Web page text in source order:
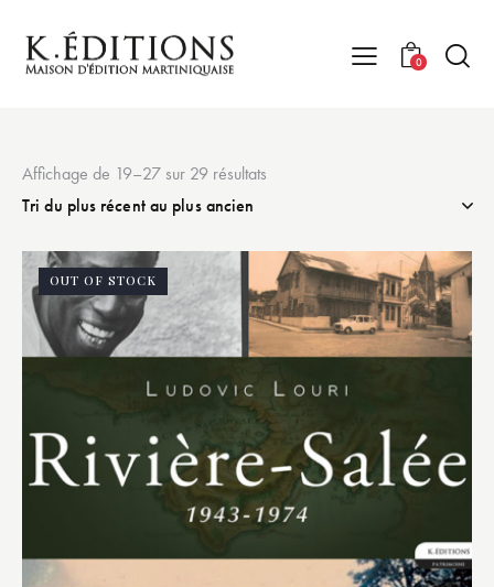
0
Affichage de 19–27 sur 29 résultats
OUT OF STOCK